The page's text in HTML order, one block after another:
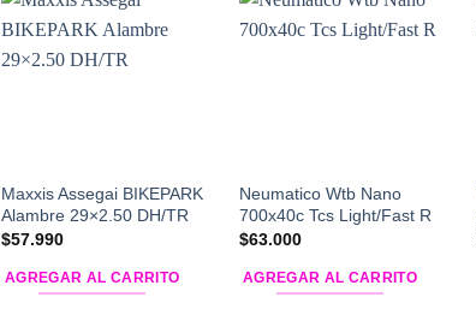
Maxxis Assegai BIKEPARK
Alambre 29×2.50 DH/TR
$57.990
AGREGAR AL CARRITO
Neumatico Wtb Nano
700x40c Tcs Light/Fast R
$63.000
AGREGAR AL CARRITO